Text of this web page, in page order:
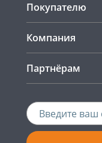
Покупателю
Компания
Партнёрам